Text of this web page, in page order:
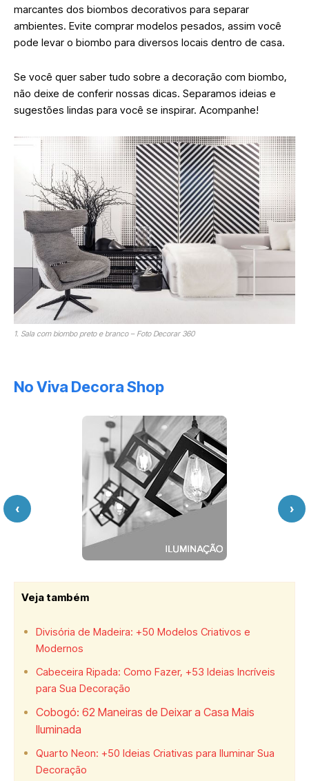
marcantes dos biombos decorativos para separar
ambientes. Evite comprar modelos pesados, assim você
pode levar o biombo para diversos locais dentro de casa.
Se você quer saber tudo sobre a decoração com biombo,
não deixe de conferir nossas dicas. Separamos ideias e
sugestões lindas para você se inspirar. Acompanhe!
1. Sala com biombo preto e branco – Foto Decorar 360
No Viva Decora Shop
‹ ›
Veja também
Divisória de Madeira: +50 Modelos Criativos e
Modernos
Cabeceira Ripada: Como Fazer, +53 Ideias Incríveis
para Sua Decoração
Cobogó: 62 Maneiras de Deixar a Casa Mais
Iluminada
Quarto Neon: +50 Ideias Criativas para Iluminar Sua
Decoração